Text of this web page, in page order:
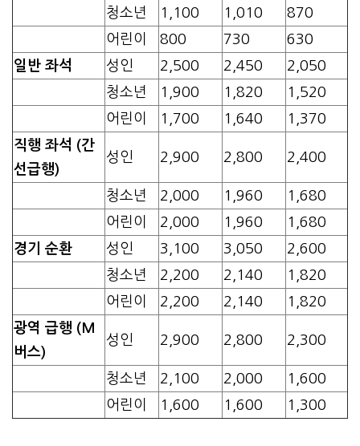
청소년 1,100 1,010
870
어린이
800 730
630
일반 좌석
성인 2,500 2,450
2,050
청소년
1,900 1,820
1,520
어린이
1,700 1,640
1,370
직행 좌석 (간
선급행)
성인 2,900 2,800 2,400
청소년 2,000 1,960
1,680
어린이
2,000 1,960
1,680
경기 순환
성인 3,100 3,050
2,600
청소년
2,200 2,140
1,820
어린이
2,200 2,140
1,820
광역 급행 (M
버스)
성인 2,900 2,800 2,300
청소년 2,100 2,000
1,600
어린이
1,600 1,600 1,300